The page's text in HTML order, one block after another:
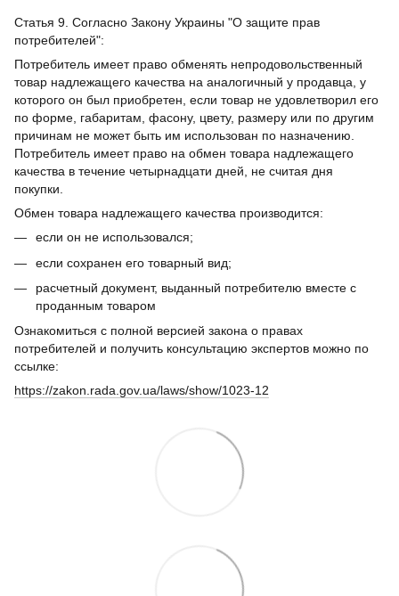
Статья 9. Согласно Закону Украины "О защите прав
потребителей":
Потребитель имеет право обменять непродовольственный
товар надлежащего качества на аналогичный у продавца, у
которого он был приобретен, если товар не удовлетворил его
по форме, габаритам, фасону, цвету, размеру или по другим
причинам не может быть им использован по назначению.
Потребитель имеет право на обмен товара надлежащего
качества в течение четырнадцати дней, не считая дня
покупки.
Обмен товара надлежащего качества производится:
если он не использовался;
если сохранен его товарный вид;
расчетный документ, выданный потребителю вместе с
проданным товаром
Ознакомиться с полной версией закона о правах
потребителей и получить консультацию экспертов можно по
ссылке:
https://zakon.rada.gov.ua/laws/show/1023-12